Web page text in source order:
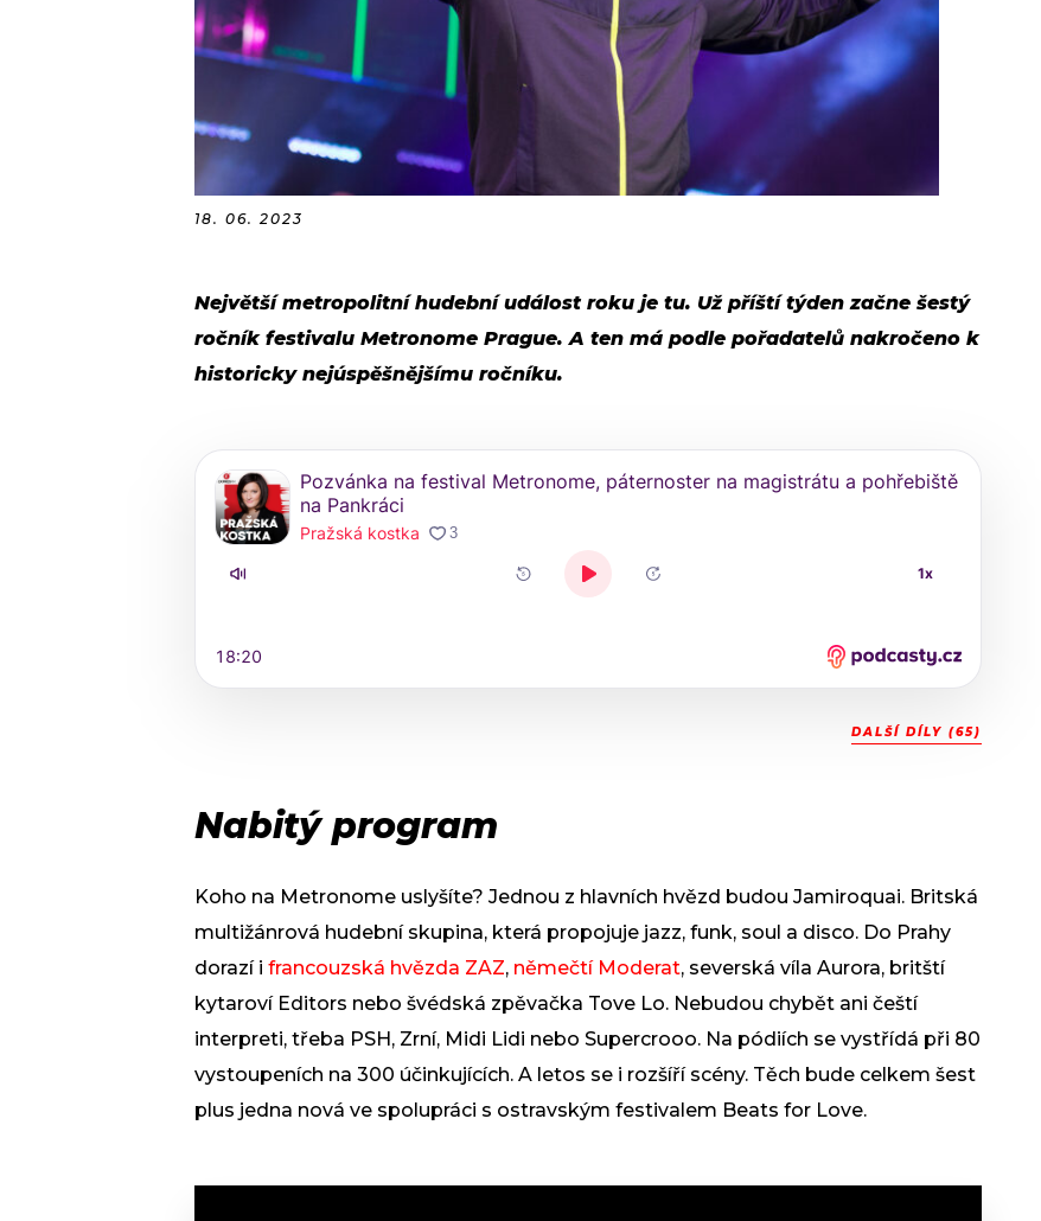
18. 06. 2023
Největší metropolitní hudební událost roku je tu. Už příští týden začne šestý
ročník festivalu Metronome Prague. A ten má podle pořadatelů nakročeno k
historicky nejúspěšnějšímu ročníku.
DALŠÍ DÍLY (65)
Nabitý program
Koho na Metronome uslyšíte? Jednou z hlavních hvězd budou Jamiroquai. Britská
multižánrová hudební skupina, která propojuje jazz, funk, soul a disco. Do Prahy
dorazí i francouzská hvězda ZAZ, němečtí Moderat, severská víla Aurora, britští
kytaroví Editors nebo švédská zpěvačka Tove Lo. Nebudou chybět ani čeští
interpreti, třeba PSH, Zrní, Midi Lidi nebo Supercrooo. Na pódiích se vystřídá při 80
vystoupeních na 300 účinkujících. A letos se i rozšíří scény. Těch bude celkem šest
plus jedna nová ve spolupráci s ostravským festivalem Beats for Love.